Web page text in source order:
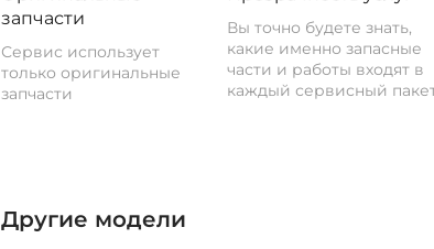
запчасти
Сервис использует
только оригинальные
запчасти
Вы точно будете знать,
какие именно запасные
части и работы входят в
каждый сервисный
Другие модели